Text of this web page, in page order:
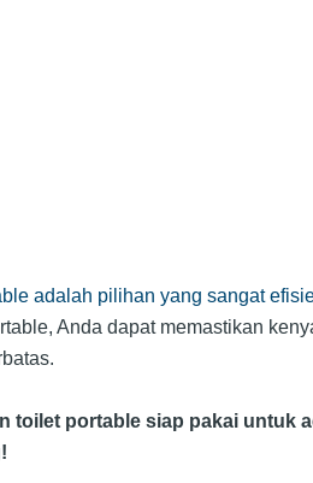
adalah pilihan yang sangat
Anda dapat memastikan
toilet portable siap pakai untuk